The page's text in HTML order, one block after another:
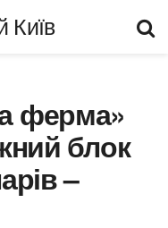
Київ
ферма»
блок
–